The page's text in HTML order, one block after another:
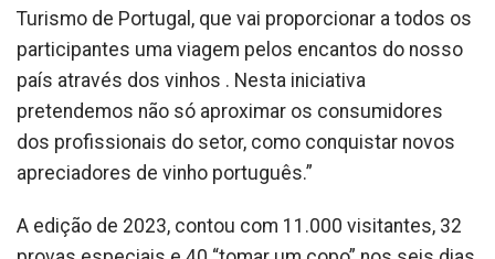
Turismo de Portugal, que vai proporcionar a todos os
participantes uma viagem pelos encantos do nosso
país através dos vinhos . Nesta iniciativa
pretendemos não só aproximar os consumidores
dos profissionais do setor, como conquistar novos
apreciadores de vinho português.”
A edição de 2023, contou com 11.000 visitantes, 32